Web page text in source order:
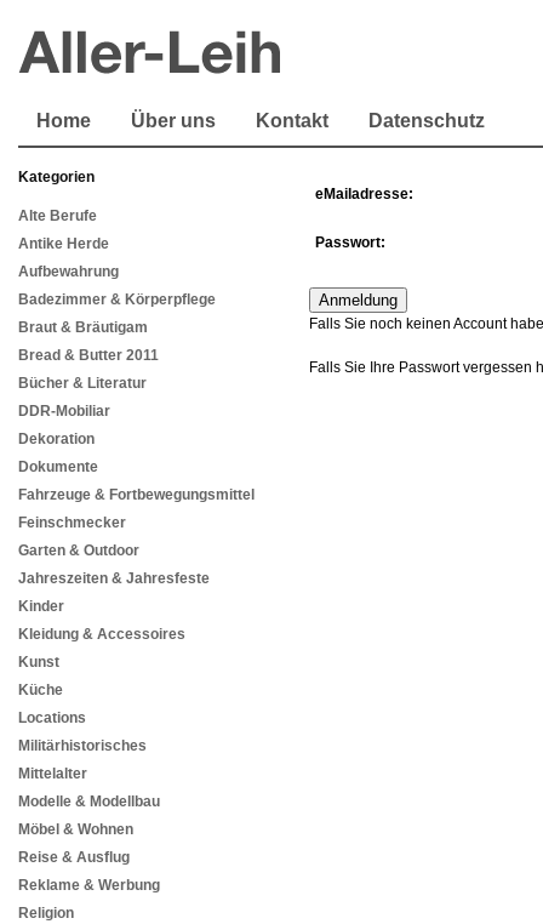
Home Über uns Kontakt Datenschutz
Kategorien
Alte Berufe
Antike Herde
Aufbewahrung
Badezimmer & Körperpflege
Braut & Bräutigam
Bread & Butter 2011
Bücher & Literatur
DDR-Mobiliar
Dekoration
Dokumente
Fahrzeuge & Fortbewegungsmittel
Feinschmecker
Garten & Outdoor
Jahreszeiten & Jahresfeste
Kinder
Kleidung & Accessoires
Kunst
Küche
Locations
Militärhistorisches
Mittelalter
Modelle & Modellbau
Möbel & Wohnen
Reise & Ausflug
Reklame & Werbung
Religion
eMailadresse:
Passwort:
Falls Sie noch keinen Account
Falls Sie Ihre Passwort vergessen